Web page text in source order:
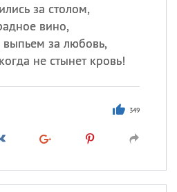
за столом,
вино,
выпьем за любовь,
не стынет кровь!
349